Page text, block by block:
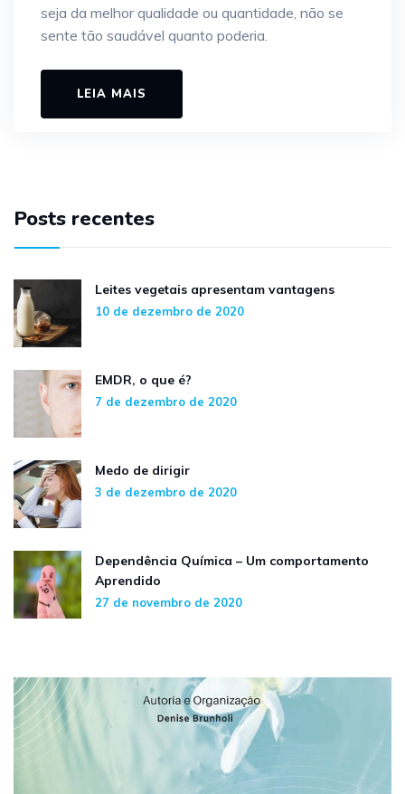
seja da melhor qualidade ou quantidade, não se
sente tão saudável quanto poderia.
LEIA MAIS
Posts recentes
Leites vegetais apresentam vantagens
10 de dezembro de 2020
EMDR, o que é?
7 de dezembro de 2020
Medo de dirigir
3 de dezembro de 2020
Dependência Química – Um comportamento
Aprendido
27 de novembro de 2020